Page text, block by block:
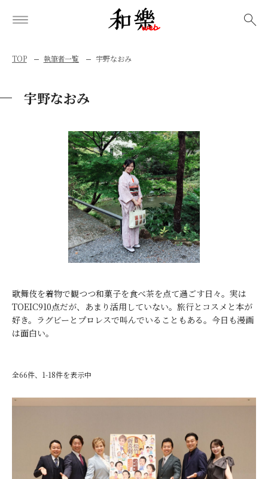
TOP 執筆者一覧 宇野なおみ
宇野なおみ
歌舞伎を着物で観つつ和菓子を食べ茶を点て過ごす日々。実は
TOEIC910点だが、あまり活用していない。旅行とコスメと本が
好き。ラグビーとプロレスで叫んでいることもある。今日も漫画
は面白い。
全66件、1-18件を表示中